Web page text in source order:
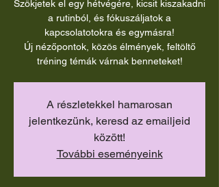
Szökjetek el egy hétvégére, kicsit kiszakadni
a rutinból, és fókuszáljatok a
kapcsolatotokra és egymásra!
Új nézőpontok, közös élmények, feltöltő
tréning témák várnak benneteket!
A részletekkel hamarosan
jelentkezünk, keresd az emailjeid
között!
További eseményeink